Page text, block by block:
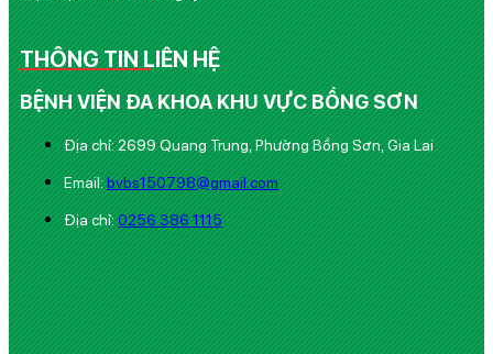
THÔNG TIN LIÊN HỆ
BỆNH VIỆN ĐA KHOA KHU VỰC BỒNG SƠN
Địa chỉ: 2699 Quang Trung, Phường Bồng Sơn, Gia Lai
Email:bvbs150798@gmail.com
Địa chỉ:0256 386 1115